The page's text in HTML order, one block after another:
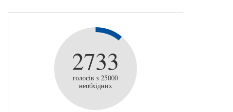
2733
голосів з 25000
необхідних